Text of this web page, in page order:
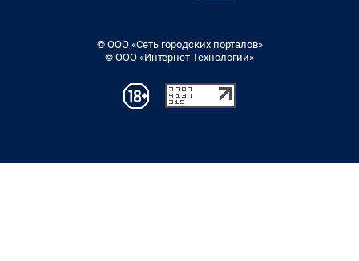
© ООО «Сеть городских порталов»
© ООО «Интернет Технологии»